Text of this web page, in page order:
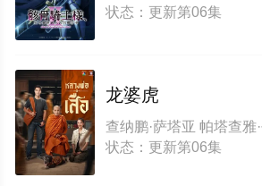
状态：更新第06集
龙婆虎
状态：更新第06集